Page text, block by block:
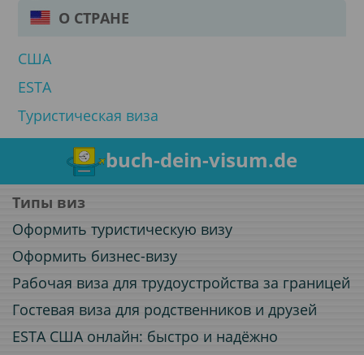
О СТРАНЕ
США
ESTA
Туристическая виза
buch-dein-visum.de
Типы виз
Оформить туристическую визу
Оформить бизнес-визу
Рабочая виза для трудоустройства за границей
Гостевая виза для родственников и друзей
ESTA США онлайн: быстро и надёжно